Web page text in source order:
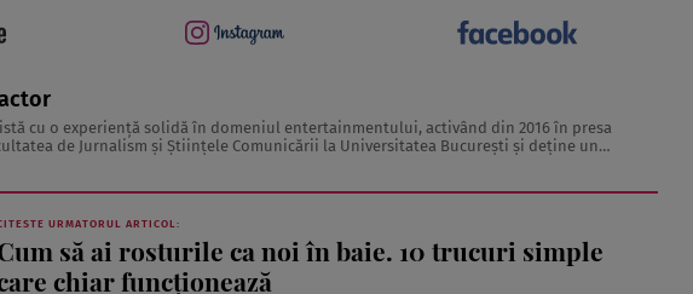
cu o experiență solidă în domeniul entertainmentului, activând din 2016 în presa
de Jurnalism și Științele Comunicării la Universitatea București și deține un
Mass-Media. Daiana Matei ...
URMATORUL ARTICOL:
să ai rosturile ca noi în baie. 10 trucuri simple
chiar funcționează